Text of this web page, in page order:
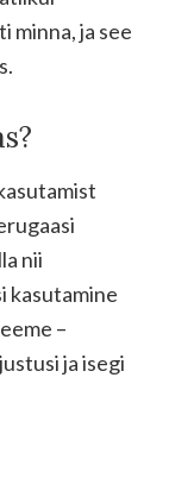
minna, ja see
nii
kasutamine
–
ja isegi